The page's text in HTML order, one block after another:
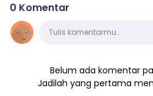
0 Komentar
KomentarTulis komentarmu…
Belum ada komentar
Jadilah yang pertama